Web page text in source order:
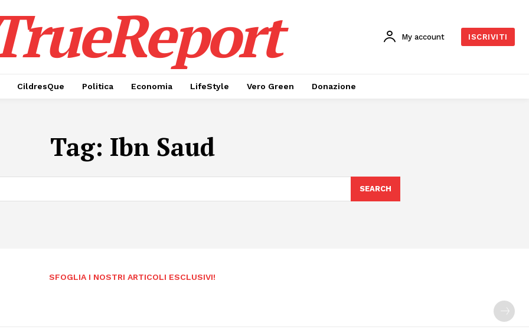
My account ISCRIVITI
CildresQue Politica Economia LifeStyle Vero Green Donazione
Tag: Ibn Saud
SEARCH
SFOGLIA I NOSTRI ARTICOLI ESCLUSIVI!